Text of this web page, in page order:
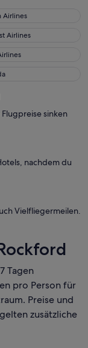
Airlines
Airlines
sinken
nachdem du
Vielfliegermeilen.
Tagen
pro Person für
Preise und
zusätzliche